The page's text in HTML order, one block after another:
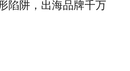
陷阱，出海品牌千万